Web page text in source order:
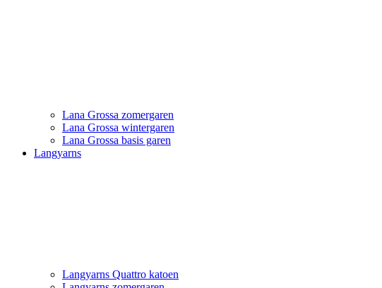
Lana Grossa zomergaren
Lana Grossa wintergaren
Lana Grossa basis garen
Langyarns
Langyarns Quattro katoen